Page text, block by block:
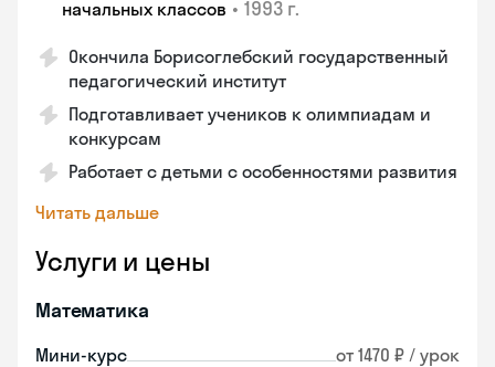
начальных классов • 1993 г.
Окончила Борисоглебский государственный
педагогический институт
Подготавливает учеников к олимпиадам и
конкурсам
Работает с детьми с особенностями развития
Читать дальше
Услуги и цены
Математика
Мини-курс от 1470 ₽ / урок